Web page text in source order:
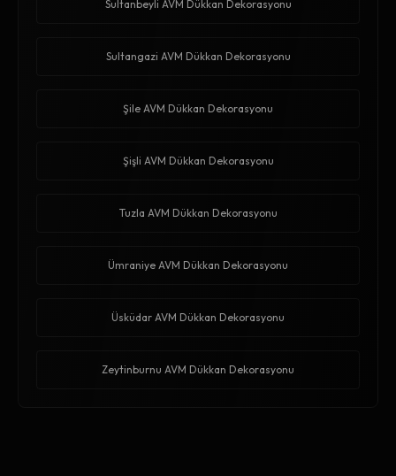
Sultanbeyli AVM Dükkan Dekorasyonu
Sultangazi AVM Dükkan Dekorasyonu
Şile AVM Dükkan Dekorasyonu
Şişli AVM Dükkan Dekorasyonu
Tuzla AVM Dükkan Dekorasyonu
Ümraniye AVM Dükkan Dekorasyonu
Üsküdar AVM Dükkan Dekorasyonu
Zeytinburnu AVM Dükkan Dekorasyonu